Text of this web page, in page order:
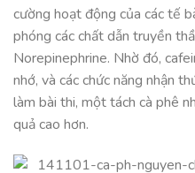
cường hoạt động của các tế
phóng các chất dẫn truyền
Norepinephrine. Nhờ đó,
nhớ, và các chức năng nhận
làm bài thi, một tách cà phê
quả cao hơn.